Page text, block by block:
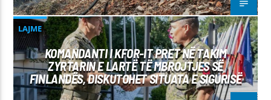
LAJME
KOMANDANTI I KFOR-IT PRET NË TAKIM
ZYRTARIN E LARTË TË MBROJTJES SË
FINLANDËS, DISKUTOHET SITUATA E SIGURISË